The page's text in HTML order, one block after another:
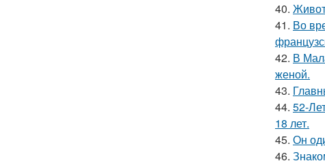
40.
41. Во
42. В
женой.
43.
44. 52-
18 лет.
45. Он
46.